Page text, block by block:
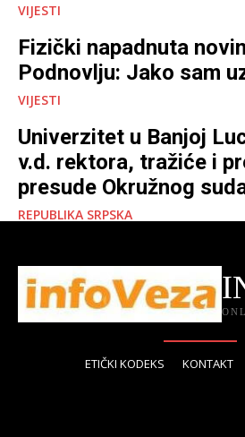
VIJESTI
Fizički napadnuta
Podnovlju: Jako sam
VIJESTI
Univerzitet u Banjoj
v.d. rektora, tražiće i
presude Okružnog
REPUBLIKA SRPSKA
ETIČKI KODEKS KONTAKT